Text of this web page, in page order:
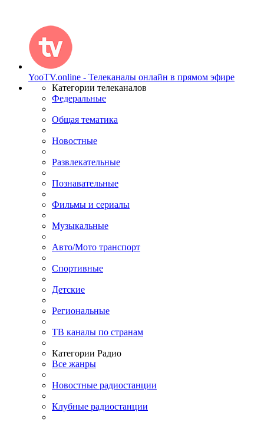
YooTV.online - Телеканалы онлайн в прямом эфире
Категории телеканалов
Федеральные
Общая тематика
Новостные
Развлекательные
Познавательные
Фильмы и сериалы
Музыкальные
Авто/Мото транспорт
Спортивные
Детские
Региональные
ТВ каналы по странам
Категории Радио
Все жанры
Новостные радиостанции
Клубные радиостанции